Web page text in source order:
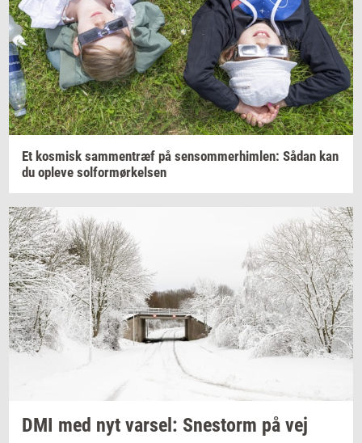
Et kos­misk sam­men­træf på sen­som­mer­him­len: Sådan kan
du op­le­ve sol­for­mør­kel­sen
DMI med nyt var­sel: Sne­storm på vej